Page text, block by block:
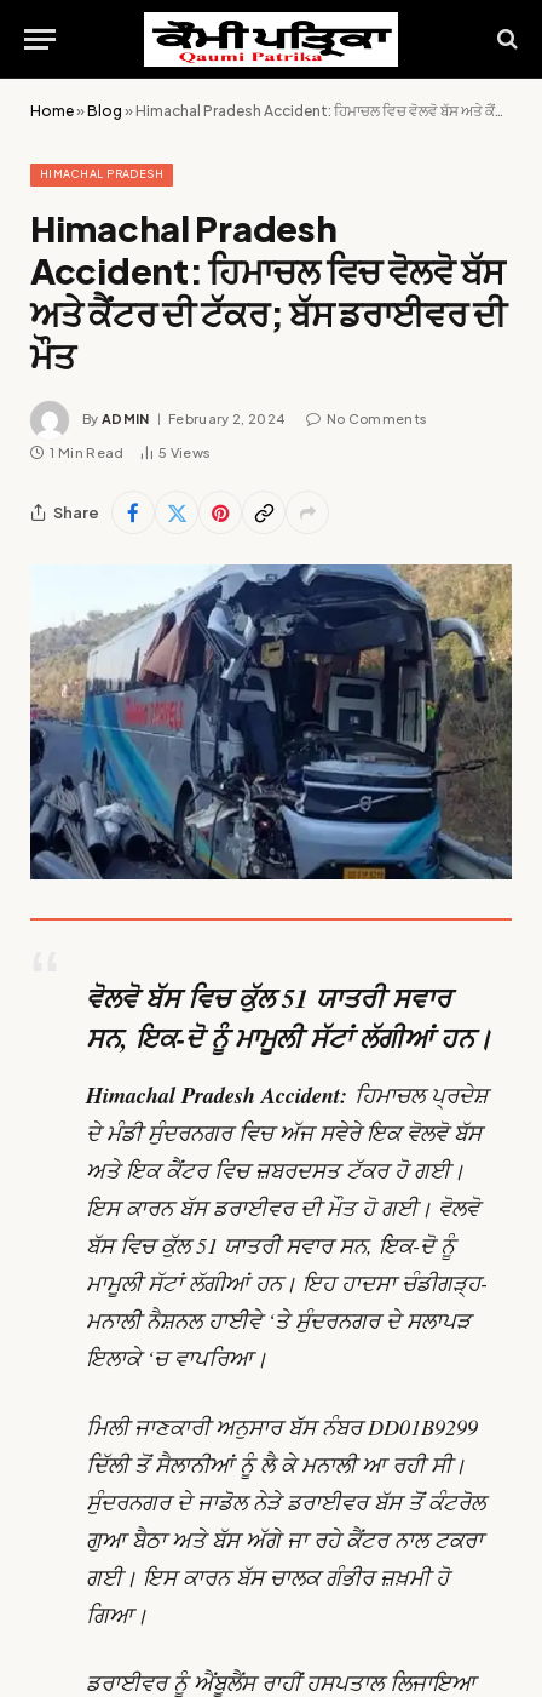
Home»Blog »Himachal Pradesh Accident: ਹਿਮਾਚਲ ਵਿਚ ਵੋਲਵੋ ਬੱਸ ਅਤੇ ਕੈਂਟਰ ਦੀ ਟੱਕਰ; ਬੱਸ ਡਰਾਈਵਰ ਦੀ ਮੌਤ
HIMACHAL PRADESH
Himachal Pradesh
Accident: ਹਿਮਾਚਲ ਵਿਚ ਵੋਲਵੋ ਬੱਸ
ਅਤੇ ਕੈਂਟਰ ਦੀ ਟੱਕਰ; ਬੱਸ ਡਰਾਈਵਰ ਦੀ
ਮੌਤ
By ADMIN February 2, 2024 No Comments
1 Min Read 5 Views
Share
ਵੋਲਵੋ ਬੱਸ ਵਿਚ ਕੁੱਲ 51 ਯਾਤਰੀ ਸਵਾਰ
ਸਨ, ਇਕ-ਦੋ ਨੂੰ ਮਾਮੂਲੀ ਸੱਟਾਂ ਲੱਗੀਆਂ ਹਨ।
Himachal Pradesh Accident: ਹਿਮਾਚਲ ਪ੍ਰਦੇਸ਼
ਦੇ ਮੰਡੀ ਸੁੰਦਰਨਗਰ ਵਿਚ ਅੱਜ ਸਵੇਰੇ ਇਕ ਵੋਲਵੋ ਬੱਸ
ਅਤੇ ਇਕ ਕੈਂਟਰ ਵਿਚ ਜ਼ਬਰਦਸਤ ਟੱਕਰ ਹੋ ਗਈ।
ਇਸ ਕਾਰਨ ਬੱਸ ਡਰਾਈਵਰ ਦੀ ਮੌਤ ਹੋ ਗਈ। ਵੋਲਵੋ
ਬੱਸ ਵਿਚ ਕੁੱਲ 51 ਯਾਤਰੀ ਸਵਾਰ ਸਨ, ਇਕ-ਦੋ ਨੂੰ
ਮਾਮੂਲੀ ਸੱਟਾਂ ਲੱਗੀਆਂ ਹਨ। ਇਹ ਹਾਦਸਾ ਚੰਡੀਗੜ੍ਹ-
ਮਨਾਲੀ ਨੈਸ਼ਨਲ ਹਾਈਵੇ ‘ਤੇ ਸੁੰਦਰਨਗਰ ਦੇ ਸਲਾਪੜ
ਇਲਾਕੇ ‘ਚ ਵਾਪਰਿਆ।
ਮਿਲੀ ਜਾਣਕਾਰੀ ਅਨੁਸਾਰ ਬੱਸ ਨੰਬਰ DD01B9299
ਦਿੱਲੀ ਤੋਂ ਸੈਲਾਨੀਆਂ ਨੂੰ ਲੈ ਕੇ ਮਨਾਲੀ ਆ ਰਹੀ ਸੀ।
ਸੁੰਦਰਨਗਰ ਦੇ ਜਾਡੋਲ ਨੇੜੇ ਡਰਾਈਵਰ ਬੱਸ ਤੋਂ ਕੰਟਰੋਲ
ਗੁਆ ਬੈਠਾ ਅਤੇ ਬੱਸ ਅੱਗੇ ਜਾ ਰਹੇ ਕੈਂਟਰ ਨਾਲ ਟਕਰਾ
ਗਈ। ਇਸ ਕਾਰਨ ਬੱਸ ਚਾਲਕ ਗੰਭੀਰ ਜ਼ਖ਼ਮੀ ਹੋ
ਗਿਆ।
ਡਰਾਈਵਰ ਨੂੰ ਐਂਬੂਲੈਂਸ ਰਾਹੀਂ ਹਸਪਤਾਲ ਲਿਜਾਇਆ